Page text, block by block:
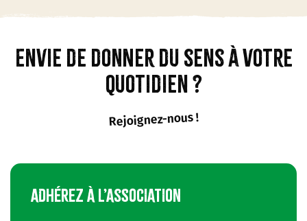
Envie de donner du sens à votre
quotidien ?
Rejoignez-nous !
ADHÉREZ À L’ASSOCIATION